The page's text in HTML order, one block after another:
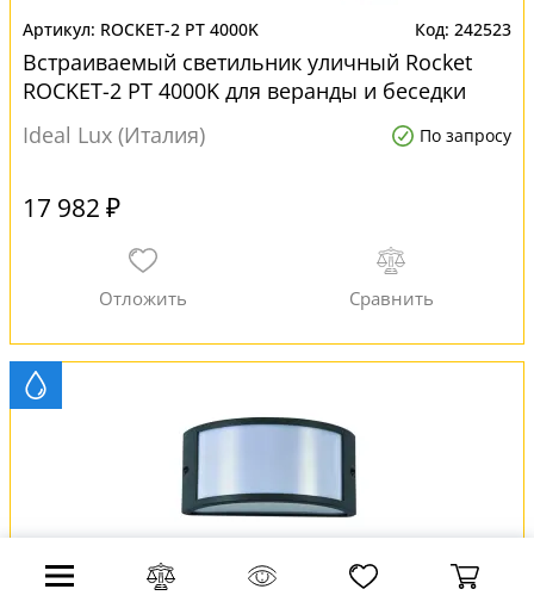
ROCKET-2 PT 4000K 242523
Встраиваемый светильник уличный Rocket
ROCKET-2 PT 4000K для веранды и беседки
Ideal Lux (Италия)
По запросу
17 982 ₽